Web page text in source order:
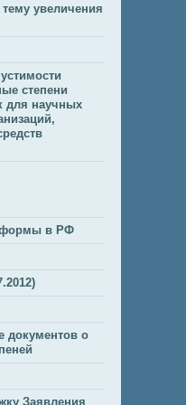
увеличения
степени
для научных
в РФ
документов о
Заявления